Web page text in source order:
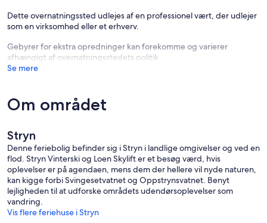
Dette overnatningssted udlejes af en professionel vært, der udlejer
som en virksomhed eller et erhverv.
Gebyrer for ekstra opredninger kan forekomme og varierer
afhængigt af overnatningsstedets politik
Se mere
Om området
Stryn
Denne feriebolig befinder sig i Stryn i landlige omgivelser og ved en
flod. Stryn Vinterski og Loen Skylift er et besøg værd, hvis
oplevelser er på agendaen, mens dem der hellere vil nyde naturen,
kan kigge forbi Svingesetvatnet og Oppstrynsvatnet. Benyt
lejligheden til at udforske områdets udendørsoplevelser som
vandring.
Vis flere feriehuse i Stryn